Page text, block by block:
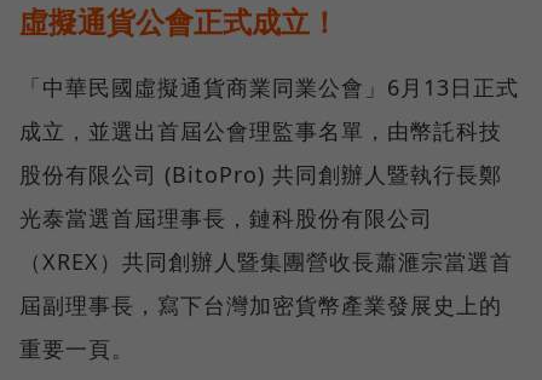
虛擬通貨公會正式成立！
「中華民國虛擬通貨商業同業公會」6月13日正式
成立，並選出首屆公會理監事名單，由幣託科技
股份有限公司 (BitoPro) 共同創辦人暨執行長鄭
光泰當選首屆理事長，鏈科股份有限公司
（XREX）共同創辦人暨集團營收長蕭滙宗當選首
屆副理事長，寫下台灣加密貨幣產業發展史上的
重要一頁。